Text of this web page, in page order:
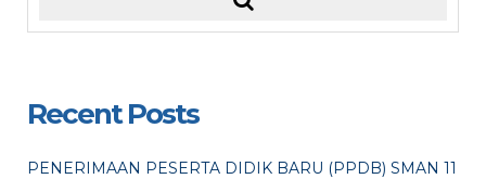
Recent Posts
PENERIMAAN PESERTA DIDIK BARU (PPDB) SMAN 11